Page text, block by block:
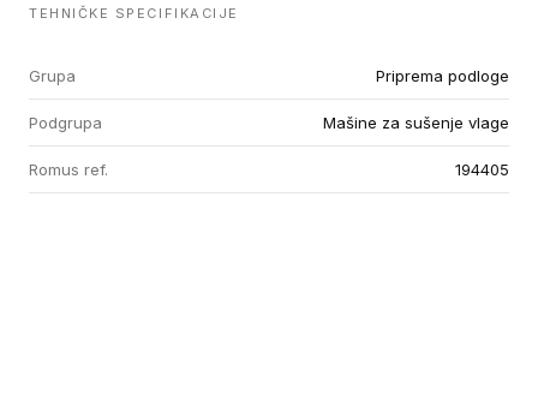
TEHNIČKE SPECIFIKACIJE
Grupa Priprema podloge
Podgrupa Mašine za sušenje vlage
Romus ref. 194405